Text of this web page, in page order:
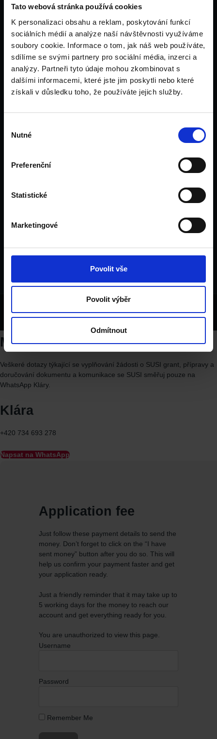
Tato webová stránka používá cookies
K personalizaci obsahu a reklam, poskytování funkcí
sociálních médií a analýze naší návštěvnosti využíváme
soubory cookie. Informace o tom, jak náš web používáte,
sdílíme se svými partnery pro sociální média, inzerci a
analýzy. Partneři tyto údaje mohou zkombinovat s
dalšími informacemi, které jste jim poskytli nebo které
získali v důsledku toho, že používáte jejich služby.
souhlasu
Nutné
Preferenční
Statistické
Marketingové
Povolit vše
Povolit výběr
Odmítnout
Irsko
Dubaj
Pro rodiče
Pro pedagogy
Kontakt
Blog
Kontakt
+420 734 693 278
www.unilink.cz
Máš dotaz ohledně SUSI?
Veškeré dotazy týkající se vyplňování žádosti o SUSI grant, přípravy a
doručování dokumentu a komunikace se SUSI směřuj pouze na
WhatsApp Kláry.
Klára
+420 734 693 278
Napsat na WhatsApp
Application fee
Just follow these payment details to send the
money. Don’t forget to click on the “I have
sent money” button after you do so. This will
help us confirm your payment faster and get
your application ready.
Just a friendly reminder that it may take up to
5 working days for the money to reach our
account and get everything ready for you.
You are unauthorized to view this page.
Username
Password
Remember Me